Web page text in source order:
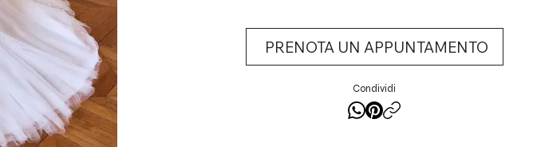
PRENOTA UN APPUNTAMENTO
Condividi